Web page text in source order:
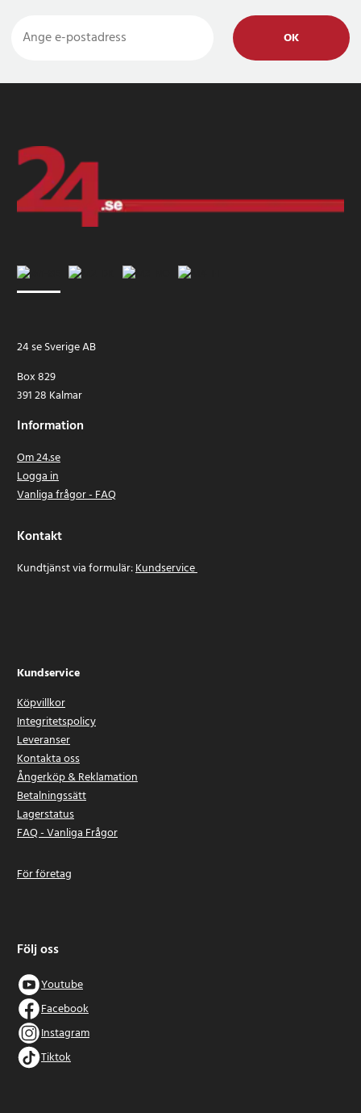
OK
24 se Sverige AB
Box 829
391 28 Kalmar
Information
Om 24.se
Logga in
Vanliga frågor - FAQ
Kontakt
Kundtjänst via formulär:Kundservice
Kundservice
Köpvillkor
Integritetspolicy
Leveranser
Kontakta oss
Ångerköp & Reklamation
Betalningssätt
Lagerstatus
FAQ - Vanliga Frågor
För företag
Följ oss
Youtube
Facebook
Instagram
Tiktok